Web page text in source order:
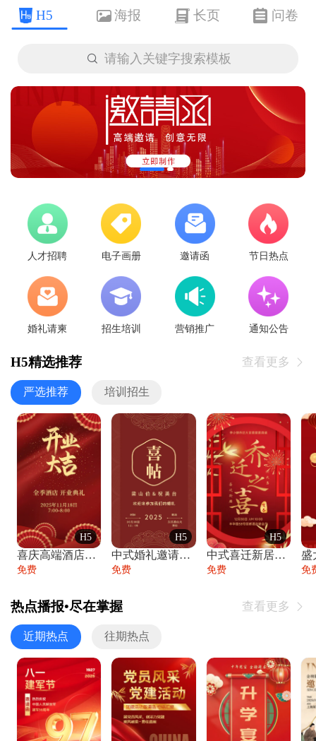
H5 海报 长页 问卷
 请输入关键字搜索模板
人才招聘 电子画册 邀请函 节日热点
婚礼请柬 招生培训 营销推广 通知公告
H5精选推荐 查看更多 
严选推荐 培训招生
H5
喜庆高端酒店开业大吉邀请函
免费
H5
中式婚礼邀请函中国风传统复古婚礼请柬请帖
免费
H5
中式喜迁新居乔迁之喜邀请函宴会请帖
免费 免
热点播报•尽在掌握 查看更多 
近期热点 往期热点